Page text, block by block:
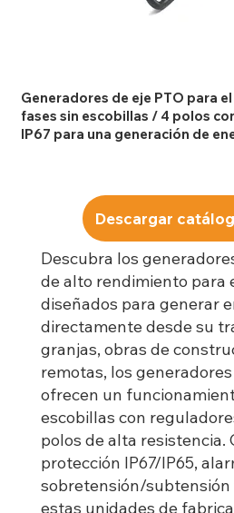
Generadores de eje PTO para
fases sin escobillas / 4 polos
IP67 para una generación de
Descargar
Descubra los
de alto rendimiento para
diseñados para generar
directamente desde su
granjas, obras de
remotas, los
ofrecen un
escobillas con
polos de alta resistencia.
protección IP67/IP65,
sobretensión/subtensión
estas unidades de